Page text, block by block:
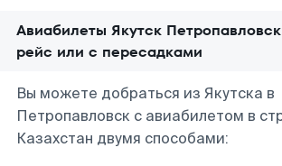
Авиабилеты Якутск
рейс или с пересадками
Вы можете добраться из Якутска в
Петропавловск с авиабилетом в
Казахстан двумя способами: